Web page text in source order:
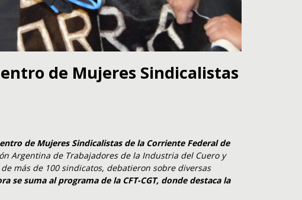
de Mujeres Sindicalistas
de Mujeres Sindicalistas de la Corriente Federal de
Argentina de Trabajadores de la Industria del Cuero y
más de 100 sindicatos, debatieron sobre diversas
se suma al programa de la CFT-CGT, donde destaca la